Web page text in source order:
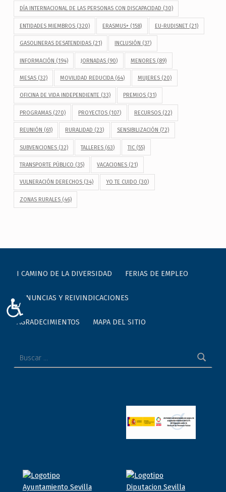
DÍA INTERNACIONAL DE LAS PERSONAS CON DISCAPACIDAD (30)
ENTIDADES MIEMBROS(320) ERASMUS+ (158) EU-RUDISNET(21)
GASOLINERAS DESATENDIDAS(21) INCLUSIÓN (37)
INFORMACIÓN (194) JORNADAS (90) MENORES(89)
MESAS(32) MOVILIDAD REDUCIDA (64) MUJERES(20)
OFICINA DE VIDA INDEPENDIENTE (33) PREMIOS (31)
PROGRAMAS(270) PROYECTOS (107) RECURSOS(22)
REUNIÓN (61) RURALIDAD (23) SENSIBILIZACIÓN (72)
SUBVENCIONES(32) TALLERES (63) TIC(55)
TRANSPORTE PÚBLICO (35) VACACIONES (21)
VULNERACIÓN DERECHOS(34) YO TE CUIDO (30)
ZONAS RURALES(46)
I CAMINO DE LA DIVERSIDAD FERIAS DE EMPLEO
DENUNCIAS Y REIVINDICACIONES
AGRADECIMIENTOS MAPA DEL SITIO